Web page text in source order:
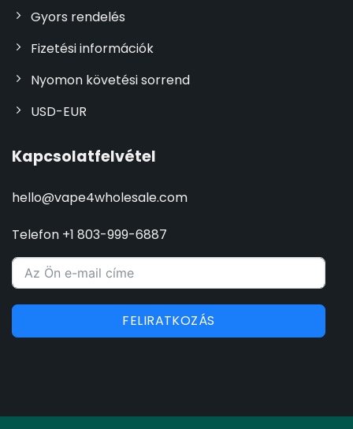
Gyors rendelés
Fizetési információk
Nyomon követési sorrend
USD-EUR
Kapcsolatfelvétel
hello@vape4wholesale.com
Telefon +1 803-999-6887
FELIRATKOZÁS